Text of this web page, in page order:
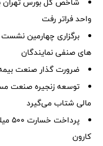
واحد فراتر رفت
برگزاری چهارمین
های صنفی نمایندگان
ضرورت گذار صنعت
توسعه زنجیره صنعت
مالی شتاب می‌گیرد
کارون